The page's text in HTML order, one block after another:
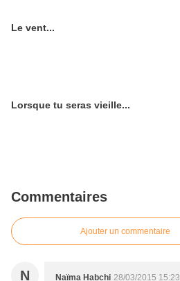
Le vent...
Lorsque tu seras vieille...
Commentaires
Ajouter un commentaire
N Naïma Habchi 28/03/2015 15:23